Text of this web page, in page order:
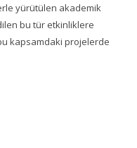
yürütülen akademik
bu tür etkinliklere
kapsamdaki projelerde